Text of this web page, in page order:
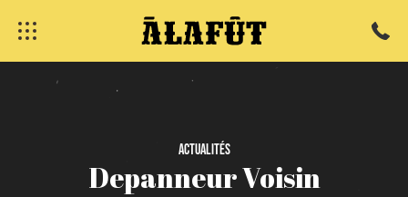
Actualités
DepanneurVoisin